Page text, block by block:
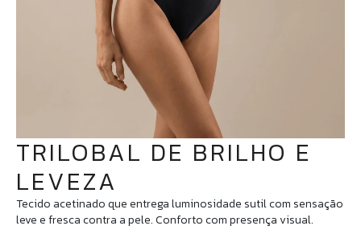
TRILOBAL DE BRILHO E
LEVEZA
Tecido acetinado que entrega luminosidade sutil com sensação
leve e fresca contra a pele. Conforto com presença visual.